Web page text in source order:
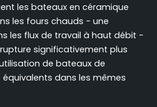
les bateaux en céramique
les fours chauds - une
les flux de travail à haut débit -
significativement plus
de bateaux de
dans les mêmes